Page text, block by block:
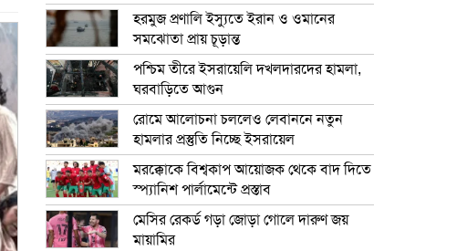
হরমুজ প্রণালি ইস্যুতে ইরান ও ওমানের
সমঝোতা প্রায় চূড়ান্ত
পশ্চিম তীরে ইসরায়েলি দখলদারদের হামলা,
ঘরবাড়িতে আগুন
রোমে আলোচনা চললেও লেবাননে নতুন
হামলার প্রস্তুতি নিচ্ছে ইসরায়েল
মরক্কোকে বিশ্বকাপ আয়োজক থেকে বাদ দিতে
স্প্যানিশ পার্লামেন্টে প্রস্তাব
মেসির রেকর্ড গড়া জোড়া গোলে দারুণ জয়
মায়ামির